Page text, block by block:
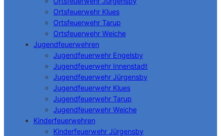
Ortsfeuerwehr Klues
Ortsfeuerwehr Tarup
Ortsfeuerwehr Weiche
Jugendfeuerwehren
Jugendfeuerwehr Engelsby
Jugendfeuerwehr Innenstadt
Jugendfeuerwehr Jürgensby
Jugendfeuerwehr Klues
Jugendfeuerwehr Tarup
Jugendfeuerwehr Weiche
Kinderfeuerwehren
Kinderfeuerwehr Jürgensby